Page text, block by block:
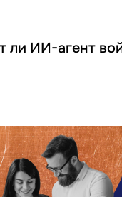
ли ИИ-агент